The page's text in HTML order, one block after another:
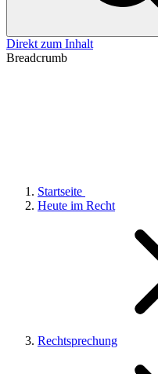
Direkt zum Inhalt
Breadcrumb
Startseite
Heute im Recht
Rechtsprechung